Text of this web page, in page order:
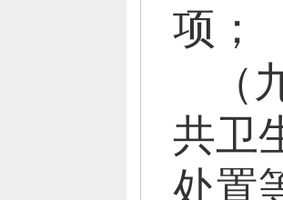
项；
共卫
处置